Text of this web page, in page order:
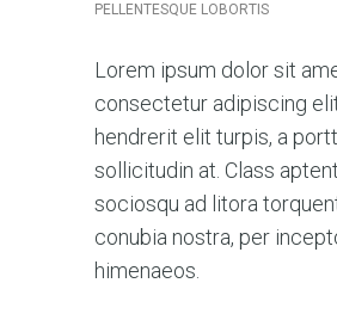
PELLENTESQUE LOBORTIS
Lorem ipsum dolor sit
consectetur adipiscing
hendrerit elit turpis, a
sollicitudin at. Class
sociosqu ad litora
conubia nostra, per
himenaeos.